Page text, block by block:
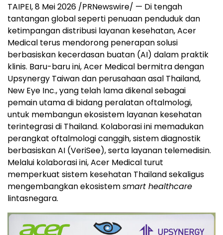
TAIPEI, 8 Mei 2026 /PRNewswire/ — Di tengah
tantangan global seperti penuaan penduduk dan
ketimpangan distribusi layanan kesehatan, Acer
Medical terus mendorong penerapan solusi
berbasiskan kecerdasan buatan (AI) dalam praktik
klinis. Baru-baru ini, Acer Medical bermitra dengan
Upsynergy Taiwan dan perusahaan asal Thailand,
New Eye Inc., yang telah lama dikenal sebagai
pemain utama di bidang peralatan oftalmologi,
untuk membangun ekosistem layanan kesehatan
terintegrasi di Thailand. Kolaborasi ini memadukan
perangkat oftalmologi canggih, sistem diagnostik
berbasiskan AI (VeriSee), serta layanan telemedisin.
Melalui kolaborasi ini, Acer Medical turut
memperkuat sistem kesehatan Thailand sekaligus
mengembangkan ekosistemsmart healthcare
lintasnegara.